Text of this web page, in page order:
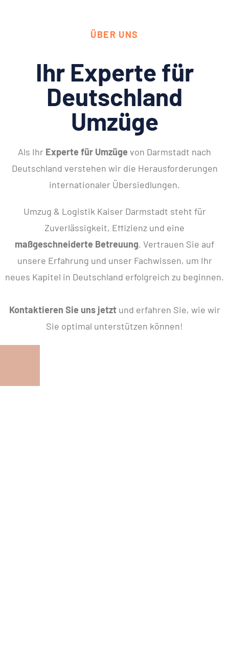
ÜBER UNS
Ihr Experte für
Deutschland
Umzüge
Als Ihr Experte für Umzüge von Darmstadt nach
Deutschland verstehen wir die Herausforderungen
internationaler Übersiedlungen.
Umzug & Logistik Kaiser Darmstadt steht für
Zuverlässigkeit, Effizienz und eine
maßgeschneiderte Betreuung. Vertrauen Sie auf
unsere Erfahrung und unser Fachwissen, um Ihr
neues Kapitel in Deutschland erfolgreich zu beginnen.
Kontaktieren Sie uns jetztund erfahren Sie, wie wir
Sie optimal unterstützen können!